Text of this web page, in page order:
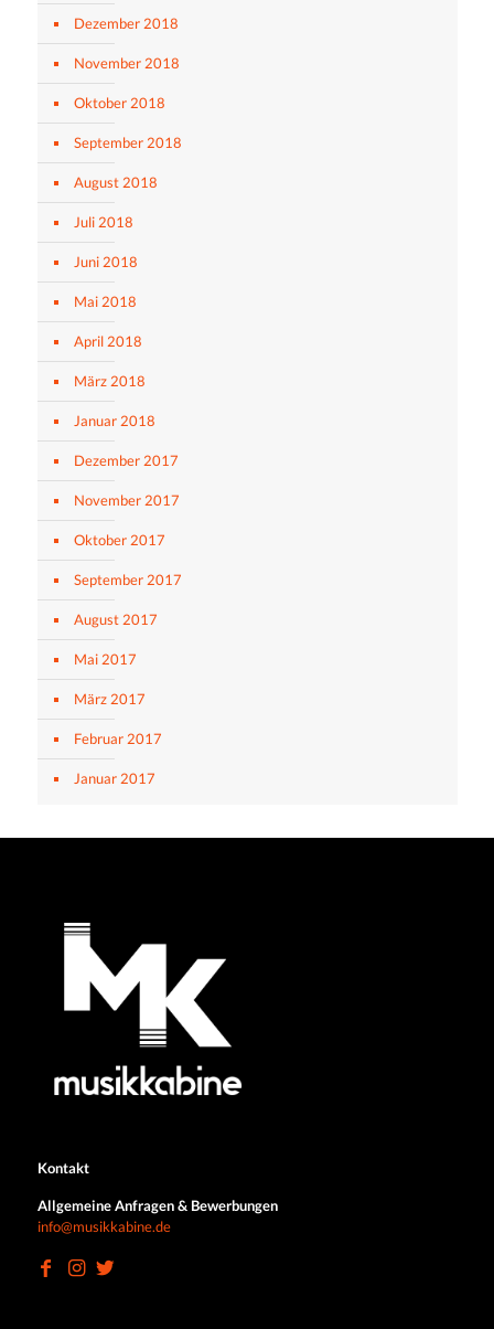
Dezember 2018
November 2018
Oktober 2018
September 2018
August 2018
Juli 2018
Juni 2018
Mai 2018
April 2018
März 2018
Januar 2018
Dezember 2017
November 2017
Oktober 2017
September 2017
August 2017
Mai 2017
März 2017
Februar 2017
Januar 2017
Kontakt
Allgemeine Anfragen & Bewerbungen
info@musikkabine.de